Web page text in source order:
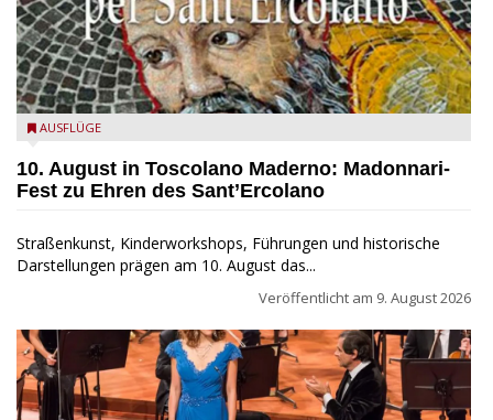
Toscolano Maderno: "Madonnari per Sant'Ercolano"
AUSFLÜGE
10. August in Toscolano Maderno: Madonnari-
Fest zu Ehren des Sant’Ercolano
Straßenkunst, Kinderworkshops, Führungen und historische
Darstellungen prägen am 10. August das...
Veröffentlicht am 9. August 2026